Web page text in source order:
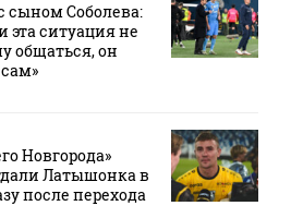
сыном Соболева:
эта ситуация не
общаться, он
Новгорода»
Латышонка в
после перехода